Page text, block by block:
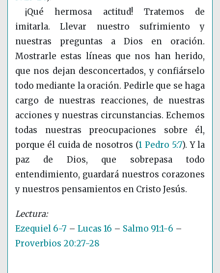
¡Qué hermosa actitud! Tratemos de
imitarla. Llevar nuestro sufrimiento y
nuestras preguntas a Dios en oración.
Mostrarle estas líneas que nos han herido,
que nos dejan desconcertados, y confiárselo
todo mediante la oración. Pedirle que se haga
cargo de nuestras reacciones, de nuestras
acciones y nuestras circunstancias. Echemos
todas nuestras preocupaciones sobre él,
porque él cuida de nosotros (1 Pedro 5:7). Y la
paz de Dios, que sobrepasa todo
entendimiento, guardará nuestros corazones
y nuestros pensamientos en Cristo Jesús.
Ezequiel 6-7 – Lucas 16 – Salmo 91:1-6 –
Proverbios 20:27-28